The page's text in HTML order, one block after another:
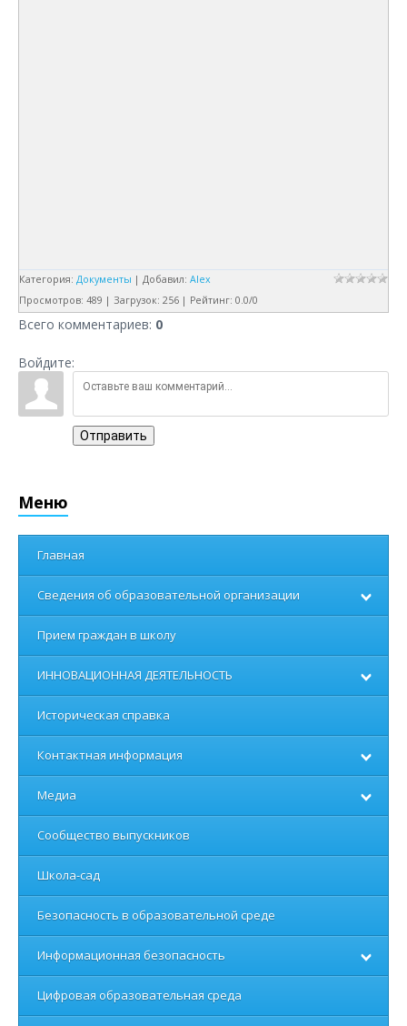
Категория: Документы | Добавил: Alex
Просмотров: 489 | Загрузок: 256 | Рейтинг: 0.0/0
Всего комментариев: 0
Войдите:
Отправить
Меню
Главная
Сведения об образовательной организации
Прием граждан в школу
ИННОВАЦИОННАЯ ДЕЯТЕЛЬНОСТЬ
Историческая справка
Контактная информация
Медиа
Сообщество выпускников
Школа-сад
Безопасность в образовательной среде
Информационная безопасность
Цифровая образовательная среда